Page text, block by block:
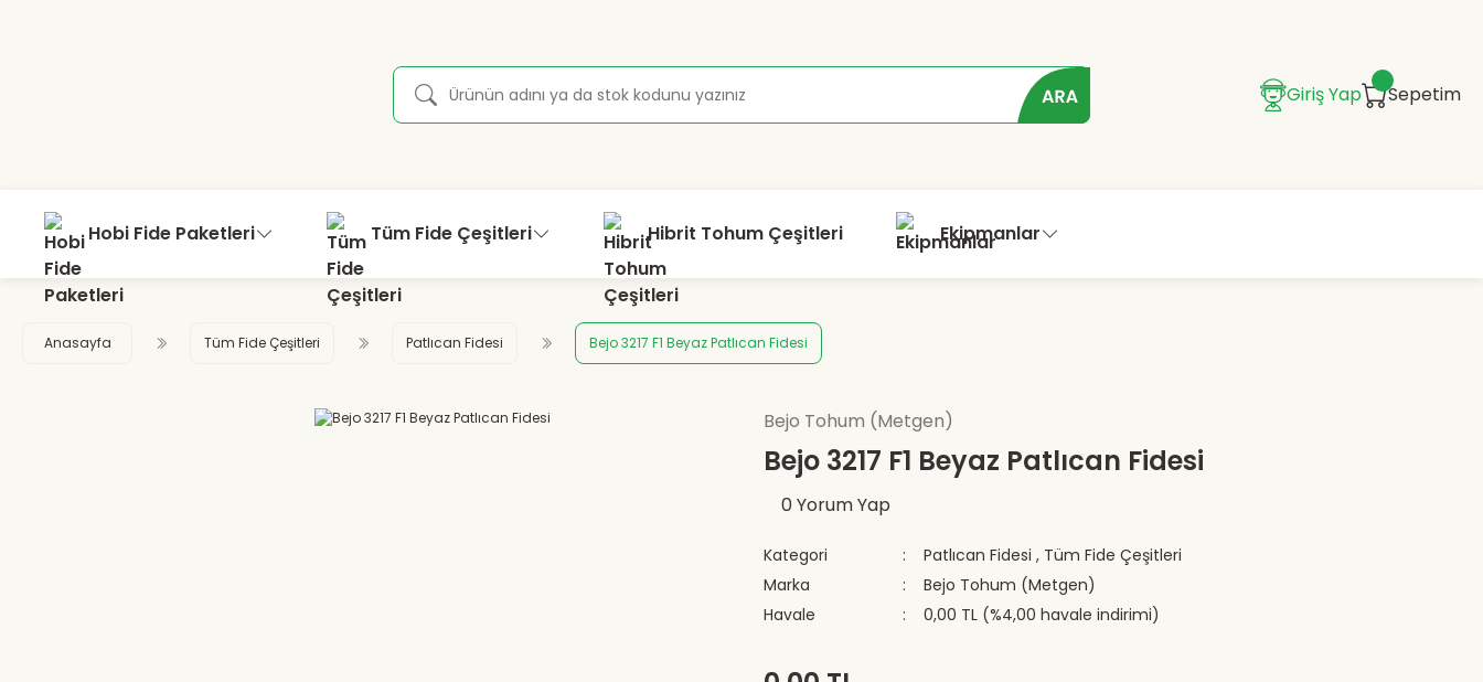
Giriş Yap Sepetim
Hobi Fide Paketleri Tüm Fide Çeşitleri Hibrit Tohum Çeşitleri Ekipmanlar
Anasayfa Tüm Fide Çeşitleri Patlıcan Fidesi Bejo 3217 F1 Beyaz Patlıcan Fidesi
Bejo Tohum (Metgen)
Bejo 3217 F1 Beyaz Patlıcan Fidesi
0 Yorum Yap
Kategori Patlıcan Fidesi , Tüm Fide Çeşitleri
Marka
Bejo Tohum (Metgen)
Havale
0,00 TL (%4,00 havale indirimi)